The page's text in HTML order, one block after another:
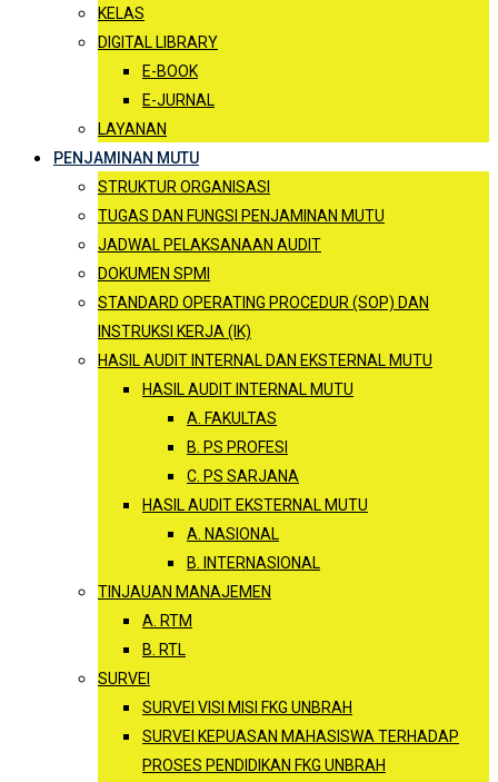
KELAS
DIGITAL LIBRARY
E-BOOK
E-JURNAL
LAYANAN
PENJAMINAN MUTU
STRUKTUR ORGANISASI
TUGAS DAN FUNGSI PENJAMINAN MUTU
JADWAL PELAKSANAAN AUDIT
DOKUMEN SPMI
STANDARD OPERATING PROCEDUR (SOP) DAN
INSTRUKSI KERJA (IK)
HASIL AUDIT INTERNAL DAN EKSTERNAL MUTU
HASIL AUDIT INTERNAL MUTU
A. FAKULTAS
B. PS PROFESI
C. PS SARJANA
HASIL AUDIT EKSTERNAL MUTU
A. NASIONAL
B. INTERNASIONAL
TINJAUAN MANAJEMEN
A. RTM
B. RTL
SURVEI
SURVEI VISI MISI FKG UNBRAH
SURVEI KEPUASAN MAHASISWA TERHADAP
PROSES PENDIDIKAN FKG UNBRAH